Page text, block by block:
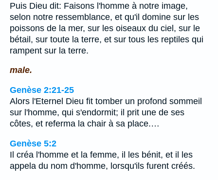
Puis Dieu dit: Faisons l'homme à notre image,
selon notre ressemblance, et qu'il domine sur les
poissons de la mer, sur les oiseaux du ciel, sur le
bétail, sur toute la terre, et sur tous les reptiles qui
rampent sur la terre.
male.
Genèse 2:21-25
Alors l'Eternel Dieu fit tomber un profond sommeil
sur l'homme, qui s'endormit; il prit une de ses
côtes, et referma la chair à sa place.…
Genèse 5:2
Il créa l'homme et la femme, il les bénit, et il les
appela du nom d'homme, lorsqu'ils furent créés.